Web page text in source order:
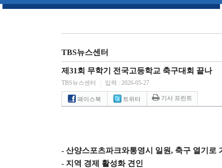
TBS뉴스센터
제31회 무학기 전국고등학교 축구대회 끝나
TBS뉴스센터 입력 : 2026-05-27
페이스북 트위터 기사 프린트
- 산양스포츠파크와통영시 일원, 축구 열기로
- 지역 경제 활성화 견인